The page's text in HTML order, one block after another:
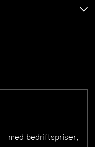
med bedriftspriser,